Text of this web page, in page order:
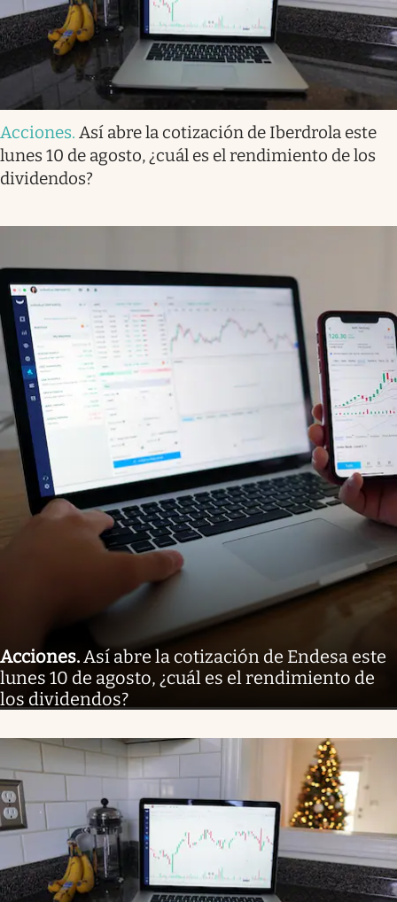
Acciones. Así abre la cotización de Iberdrola este
lunes 10 de agosto, ¿cuál es el rendimiento de los
dividendos?
Acciones.Así abre la cotización de Endesa este
lunes 10 de agosto, ¿cuál es el rendimiento de
los dividendos?